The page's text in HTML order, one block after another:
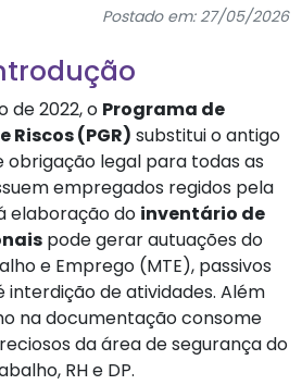
Postado em: 27/05/2026
de 2022, o Programa de
Riscos (PGR) substitui o antigo
obrigação legal para todas as
empregados regidos pela
elaboração do inventário de
pode gerar autuações do
e Emprego (MTE), passivos
de atividades. Além
na documentação consome
da área de segurança do
RH e DP.